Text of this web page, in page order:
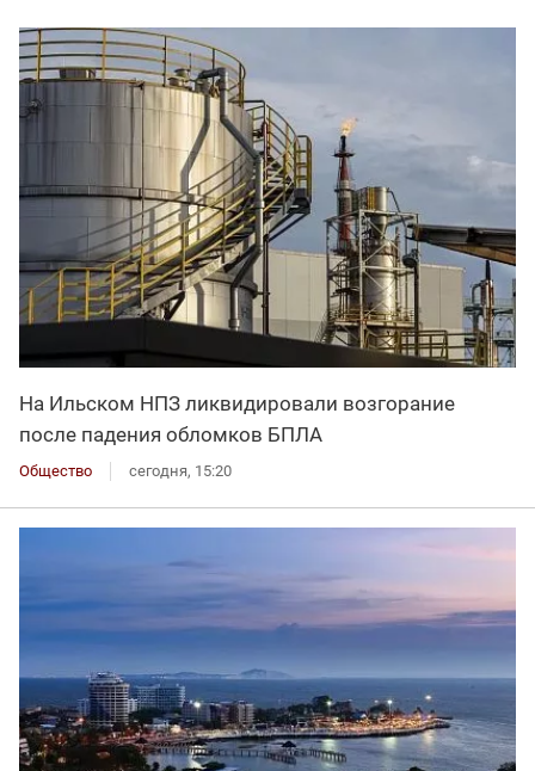
На Ильском НПЗ ликвидировали возгорание
после падения обломков БПЛА
Общество сегодня, 15:20